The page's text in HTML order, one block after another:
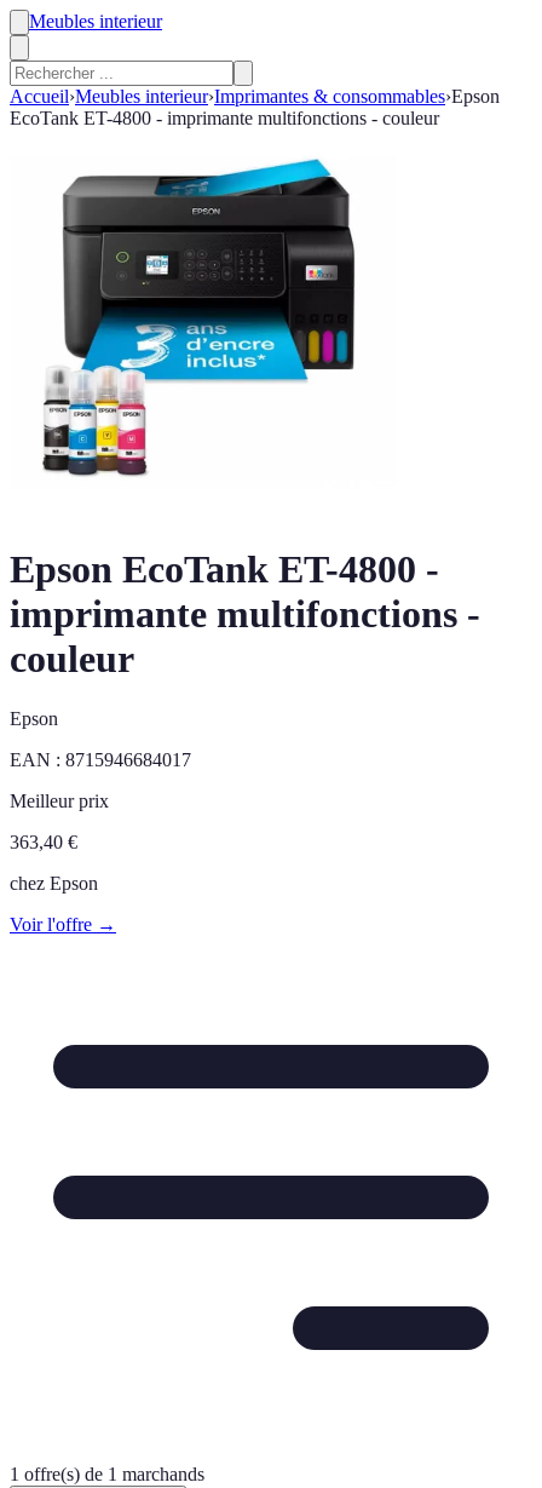
Meubles interieur
Accueil›Meubles interieur›Imprimantes & consommables›Epson
EcoTank ET-4800 - imprimante multifonctions - couleur
Epson EcoTank ET-4800 -
imprimante multifonctions -
couleur
Epson
EAN : 8715946684017
Meilleur prix
363,40 €
chez Epson
Voir l'offre →
1 offre(s) de 1 marchands